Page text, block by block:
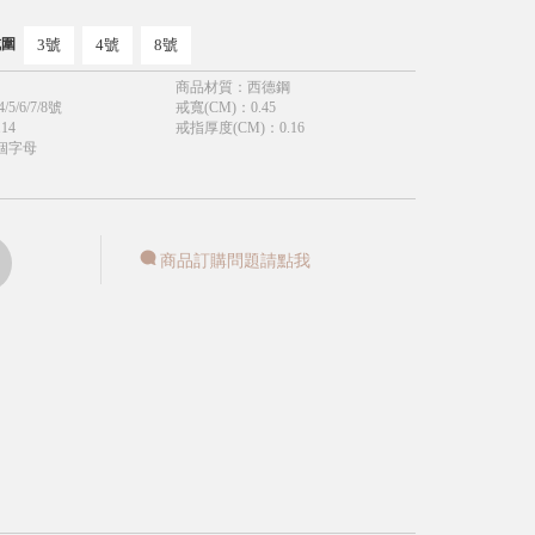
3號 4號 8號
商品材質 ： 西德鋼
5/6/7/8號
戒寬(CM)： 0.45
戒指厚度(CM)： 0.16
字母
商品訂購問題請點我